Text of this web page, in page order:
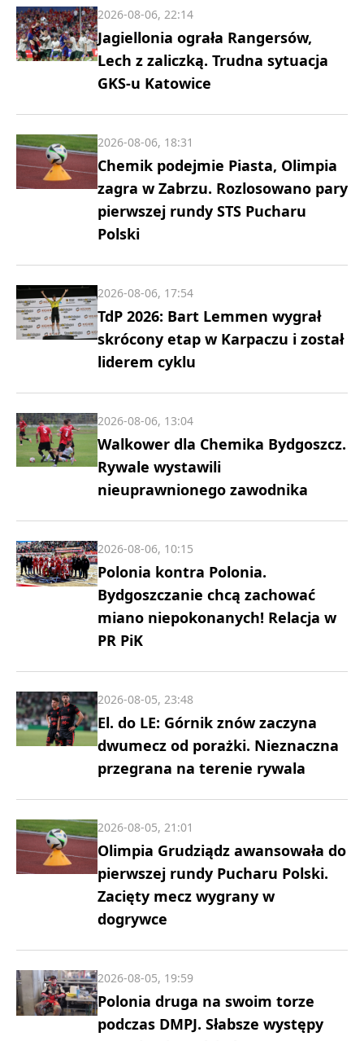
Jagiellonia ograła Rangersów,
Lech z zaliczką. Trudna sytuacja
GKS-u Katowice
2026-08-06, 22:14
Chemik podejmie Piasta, Olimpia
zagra w Zabrzu. Rozlosowano pary
pierwszej rundy STS Pucharu
Polski
2026-08-06, 18:31
TdP 2026: Bart Lemmen wygrał
skrócony etap w Karpaczu i został
liderem cyklu
2026-08-06, 17:54
Walkower dla Chemika Bydgoszcz.
Rywale wystawili
nieuprawnionego zawodnika
2026-08-06, 13:04
Polonia kontra Polonia.
Bydgoszczanie chcą zachować
miano niepokonanych! Relacja w
PR PiK
2026-08-06, 10:15
El. do LE: Górnik znów zaczyna
dwumecz od porażki. Nieznaczna
przegrana na terenie rywala
2026-08-05, 23:48
Olimpia Grudziądz awansowała do
pierwszej rundy Pucharu Polski.
Zacięty mecz wygrany w
dogrywce
2026-08-05, 21:01
Polonia druga na swoim torze
podczas DMPJ. Słabsze występy
2026-08-05, 19:59